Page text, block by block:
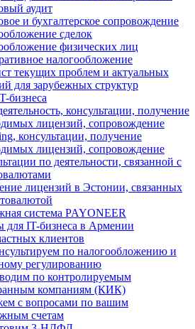
аудит
и бухгалтерское сопровождение
сделок
физических лиц
налогообложение
текущих проблем и актуальных
для зарубежных структур
бизнеса
консультации, получение
лицензий, сопровождение
консультации, получение
лицензий, сопровождение
по деятельности, связанной с
лицензий в Эстонии, связанных
система PAYONEER
для IT-бизнеса в Армении
клиентов
по налогообложению и
регулированию
по контролируемым
компаниям (КИК)
с вопросами по вашим
счетам